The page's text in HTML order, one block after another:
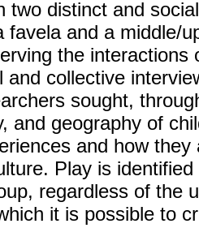
two distinct and
favela and a middle/
the interactions
and collective
sought,
and geography of
and how
Play is
regardless of the
it is possible to